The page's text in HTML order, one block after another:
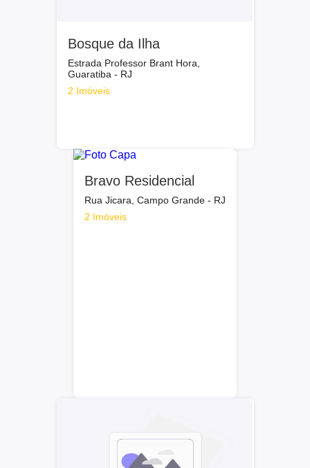
Bosque da Ilha
Estrada Professor Brant Hora,
Guaratiba - RJ
2 Imóveis
Bravo Residencial
Rua Jicara, Campo Grande - RJ
2 Imóveis